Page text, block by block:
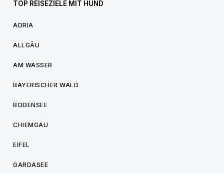
TOP REISEZIELE MIT HUND
ADRIA
ALLGÄU
AM WASSER
BAYERISCHER WALD
BODENSEE
CHIEMGAU
EIFEL
GARDASEE